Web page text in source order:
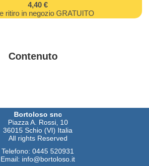
4,40 €
ritiro in negozio GRATUITO
Contenuto
Bortoloso snc
Piazza A. Rossi, 10
36015 Schio (VI) Italia
All rights Reserved
Telefono: 0445 520931
Email: info@bortoloso.it